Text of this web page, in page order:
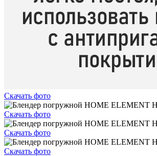
Скачать фото
Скачать фото
Скачать фото
Скачать фото